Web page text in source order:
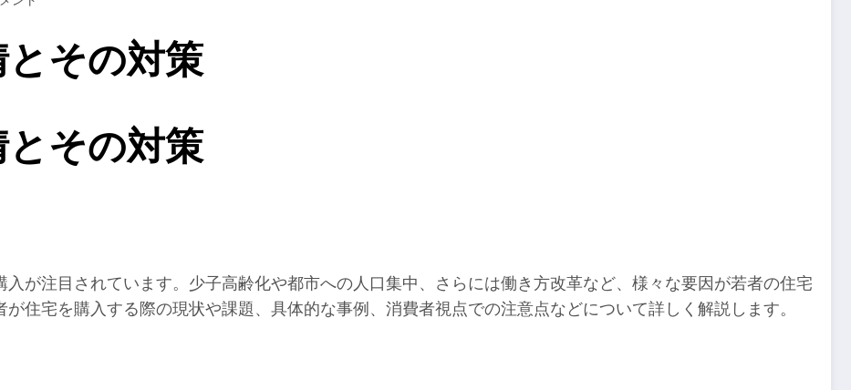
その対策
その対策
が注目されています。少子高齢化や都市への人口集中、さらには働き方改革など、様々な要因が若者の住宅
住宅を購入する際の現状や課題、具体的な事例、消費者視点での注意点などについて詳しく解説します。